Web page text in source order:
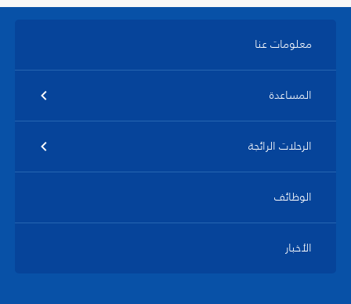
معلومات عنا
المساعدة
الرحلات الرائجة
الوظائف
الأخبار